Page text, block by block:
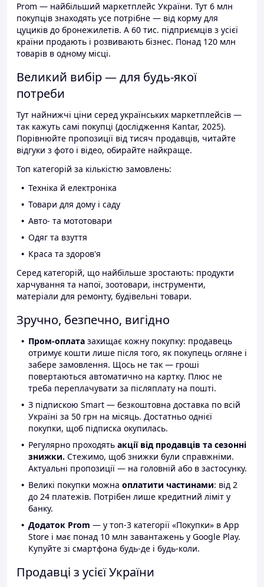
Prom — найбільший маркетплейс України. Тут 6 млн
покупців знаходять усе потрібне — від корму для
цуциків до бронежилетів. А 60 тис. підприємців з усієї
країни продають і розвивають бізнес. Понад 120 млн
товарів в одному місці.
Великий вибір — для будь-якої
потреби
Тут найнижчі ціни серед українських маркетплейсів —
так кажуть самі покупці (дослідження Kantar, 2025).
Порівнюйте пропозиції від тисяч продавців, читайте
відгуки з фото і відео, обирайте найкраще.
Топ категорій за кількістю замовлень:
Техніка й електроніка
Товари для дому і саду
Авто- та мототовари
Одяг та взуття
Краса та здоров'я
Серед категорій, що найбільше зростають: продукти
харчування та напої, зоотовари, інструменти,
матеріали для ремонту, будівельні товари.
Зручно, безпечно, вигідно
Пром-оплата захищає кожну покупку: продавець
отримує кошти лише після того, як покупець огляне і
забере замовлення. Щось не так — гроші
повертаються автоматично на картку. Плюс не
треба переплачувати за післяплату на пошті.
З підпискою Smart — безкоштовна доставка по всій
Україні за 50 грн на місяць. Достатньо однієї
покупки, щоб підписка окупилась.
Регулярно проходять акції від продавців та сезонні
знижки. Стежимо, щоб знижки були справжніми.
Актуальні пропозиції — на головній або в застосунку.
Великі покупки можна оплатити частинами: від 2
до 24 платежів. Потрібен лише кредитний ліміт у
банку.
Додаток Prom — у топ-3 категорії «Покупки» в App
Store і має понад 10 млн завантажень у Google Play.
Купуйте зі смартфона будь-де і будь-коли.
Продавці з усієї України